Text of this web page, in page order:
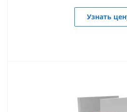
Узнать